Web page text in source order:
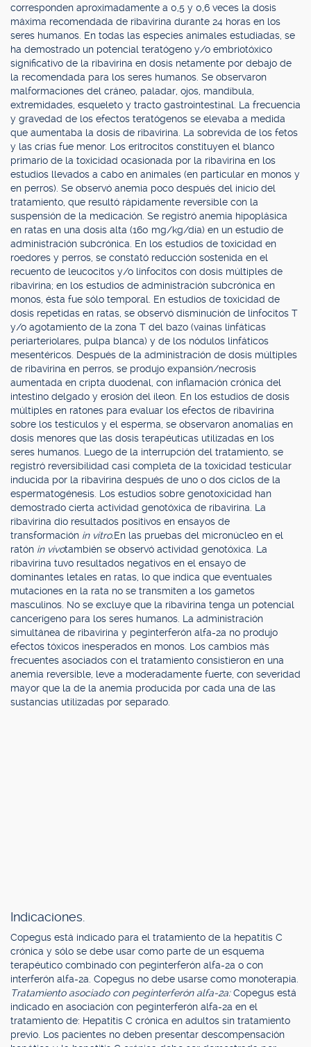
corresponden aproximadamente a 0,5 y 0,6 veces la dosis
máxima recomendada de ribavirina durante 24 horas en los
seres humanos. En todas las especies animales estudiadas, se
ha demostrado un potencial teratógeno y/o embriotóxico
significativo de la ribavirina en dosis netamente por debajo de
la recomendada para los seres humanos. Se observaron
malformaciones del cráneo, paladar, ojos, mandíbula,
extremidades, esqueleto y tracto gastrointestinal. La frecuencia
y gravedad de los efectos teratógenos se elevaba a medida
que aumentaba la dosis de ribavirina. La sobrevida de los fetos
y las crías fue menor. Los eritrocitos constituyen el blanco
primario de la toxicidad ocasionada por la ribavirina en los
estudios llevados a cabo en animales (en particular en monos y
en perros). Se observó anemia poco después del inicio del
tratamiento, que resultó rápidamente reversible con la
suspensión de la medicación. Se registró anemia hipoplásica
en ratas en una dosis alta (160 mg/kg/día) en un estudio de
administración subcrónica. En los estudios de toxicidad en
roedores y perros, se constató reducción sostenida en el
recuento de leucocitos y/o linfocitos con dosis múltiples de
ribavirina; en los estudios de administración subcrónica en
monos, ésta fue sólo temporal. En estudios de toxicidad de
dosis repetidas en ratas, se observó disminución de linfocitos T
y/o agotamiento de la zona T del bazo (vainas linfáticas
periarteriolares, pulpa blanca) y de los nódulos linfáticos
mesentéricos. Después de la administración de dosis múltiples
de ribavirina en perros, se produjo expansión/necrosis
aumentada en cripta duodenal, con inflamación crónica del
intestino delgado y erosión del íleon. En los estudios de dosis
múltiples en ratones para evaluar los efectos de ribavirina
sobre los testículos y el esperma, se observaron anomalías en
dosis menores que las dosis terapéuticas utilizadas en los
seres humanos. Luego de la interrupción del tratamiento, se
registró reversibilidad casi completa de la toxicidad testicular
inducida por la ribavirina después de uno o dos ciclos de la
espermatogénesis. Los estudios sobre genotoxicidad han
demostrado cierta actividad genotóxica de ribavirina. La
ribavirina dio resultados positivos en ensayos de
transformación in vitro.En las pruebas del micronúcleo en el
ratón in vivotambién se observó actividad genotóxica. La
ribavirina tuvo resultados negativos en el ensayo de
dominantes letales en ratas, lo que indica que eventuales
mutaciones en la rata no se transmiten a los gametos
masculinos. No se excluye que la ribavirina tenga un potencial
cancerígeno para los seres humanos. La administración
simultánea de ribavirina y peginterferón alfa-2a no produjo
efectos tóxicos inesperados en monos. Los cambios más
frecuentes asociados con el tratamiento consistieron en una
anemia reversible, leve a moderadamente fuerte, con severidad
mayor que la de la anemia producida por cada una de las
sustancias utilizadas por separado.
Indicaciones.
Copegus está indicado para el tratamiento de la hepatitis C
crónica y sólo se debe usar como parte de un esquema
terapéutico combinado con peginterferón alfa-2a o con
interferón alfa-2a. Copegus no debe usarse como monoterapia.
Tratamiento asociado con peginterferón alfa-2a:Copegus está
indicado en asociación con peginterferón alfa-2a en el
tratamiento de: Hepatitis C crónica en adultos sin tratamiento
previo. Los pacientes no deben presentar descompensación